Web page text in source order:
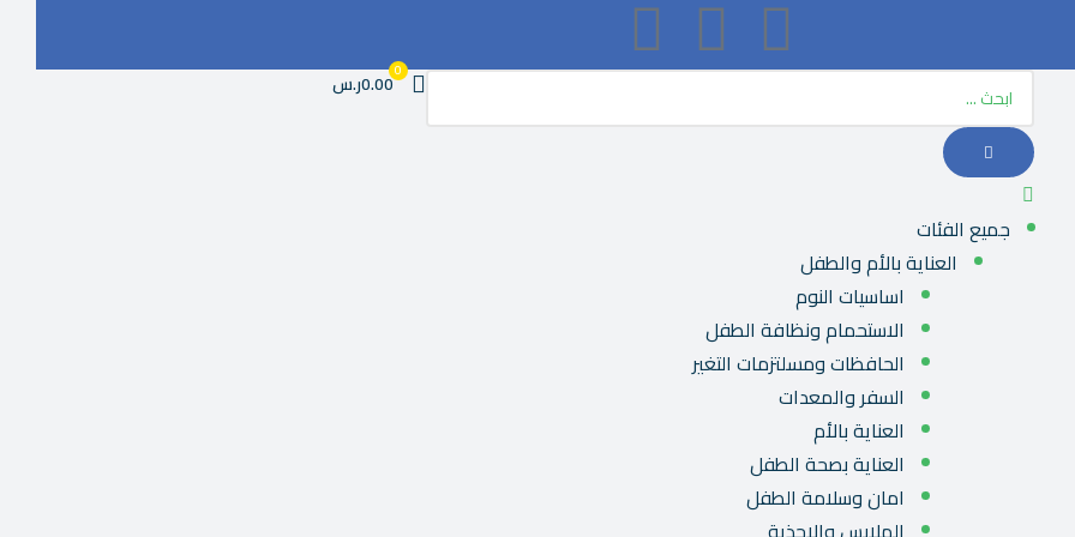
00.00ر.س
جميع الفئات
العناية بالأم والطفل
اساسيات النوم
الاستحمام ونظافة الطفل
الحافظات ومسلتزمات التغير
السفر والمعدات
العناية بالأم
العناية بصحة الطفل
امان وسلامة الطفل